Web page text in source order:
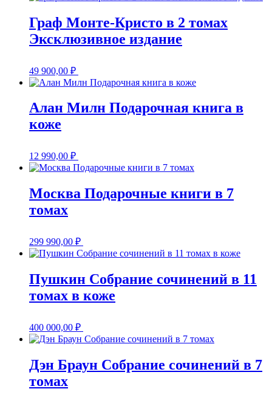
Граф Монте-Кристо в 2 томах
Эксклюзивное издание
49 900,00 ₽
Алан Милн Подарочная книга в
коже
12 990,00 ₽
Москва Подарочные книги в 7
томах
299 990,00 ₽
Пушкин Собрание сочинений в 11
томах в коже
400 000,00 ₽
Дэн Браун Собрание сочинений в 7
томах